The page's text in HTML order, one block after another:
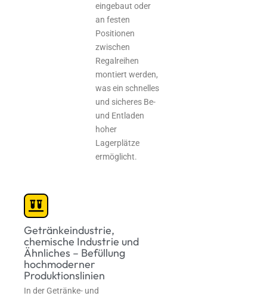
eingebaut oder
an festen
Positionen
zwischen
Regalreihen
montiert werden,
was ein schnelles
und sicheres Be-
und Entladen
hoher
Lagerplätze
ermöglicht.
Getränkeindustrie,
chemische Industrie und
Ähnliches – Befüllung
hochmoderner
Produktionslinien
In der Getränke- und